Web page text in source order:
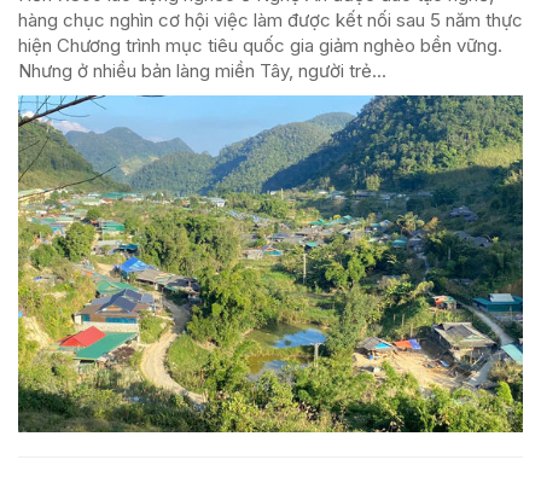
hàng chục nghìn cơ hội việc làm được kết nối sau 5 năm thực
hiện Chương trình mục tiêu quốc gia giảm nghèo bền vững.
Nhưng ở nhiều bản làng miền Tây, người trẻ...